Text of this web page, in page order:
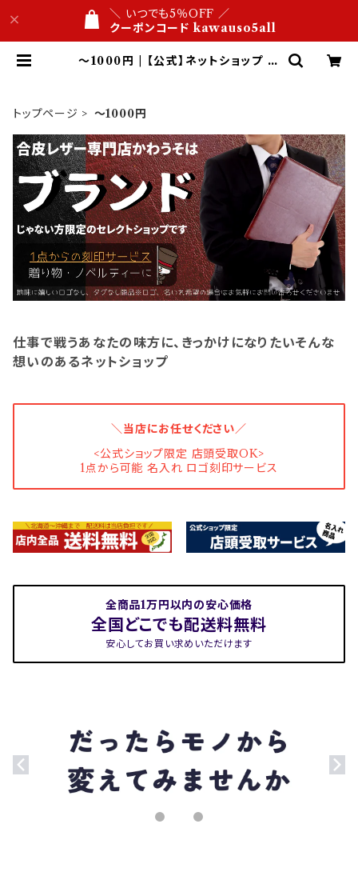
＼ いつでも5％OFF ／
クーポンコード kawauso5all
～1000円 | 【公式】ネットショップ 合
トップページ
～1000円
仕事で戦うあなたの味方に、きっかけになりたいそんな
想いのあるネットショップ
＼当店にお任せください／
<公式ショップ限定 店頭受取OK>
1点から可能 名入れ ロゴ刻印サービス
全商品1万円以内の安心価格
全国どこでも配送料無料
安心してお買い求めいただけます